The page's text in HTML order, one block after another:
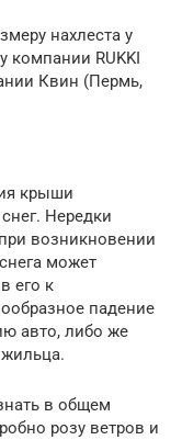
нахлеста у
компании RUKKI
Квин (Пермь,
крыши
Нередки
возникновении
может
его к
падение
авто, либо же
в общем
розу ветров и